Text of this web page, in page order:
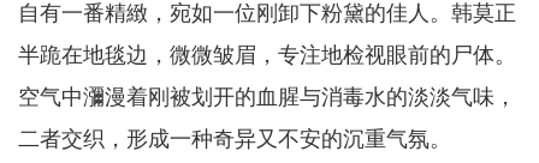
自有一番精緻，宛如一位刚卸下粉黛的佳人。韩莫正
半跪在地毯边，微微皱眉，专注地检视眼前的尸体。
空气中瀰漫着刚被划开的血腥与消毒水的淡淡气味，
二者交织，形成一种奇异又不安的沉重气氛。